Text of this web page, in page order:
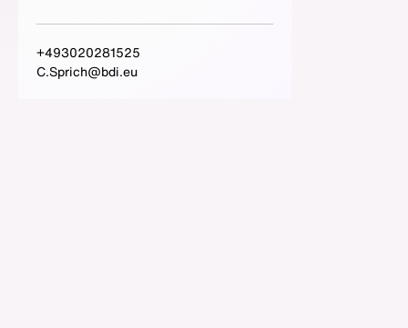
+493020281525
C.Sprich@bdi.eu